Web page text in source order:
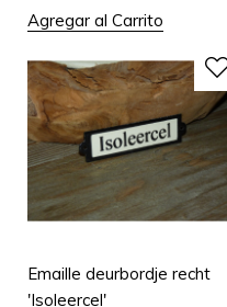
Agregar al Carrito
Emaille deurbordje recht
'Isoleercel'